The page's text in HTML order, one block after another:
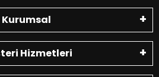
Kurumsal
Hizmetleri